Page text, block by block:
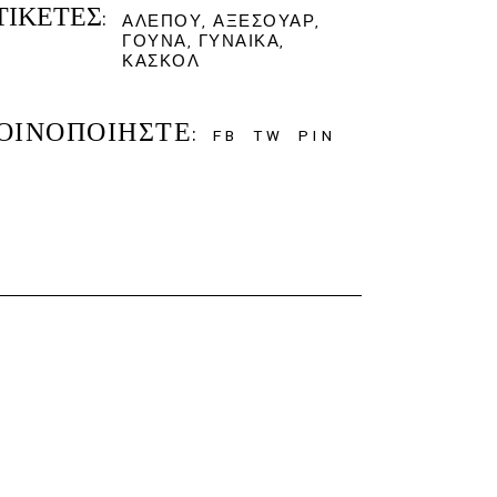
ΑΛΕΠΟΎ,ΑΞΕΣΟΥΆΡ,
ΓΟΎΝΑ, ΓΥΝΑΊΚΑ,
ΚΑΣΚΌΛ
FB TW PIN